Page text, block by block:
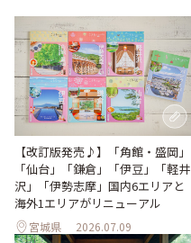
【改訂版発売♪】「角館・盛岡」
「仙台」「鎌倉」「伊豆」「軽井
沢」「伊勢志摩」国内6エリアと
海外1エリアがリニューアル
宮城県 2026.07.09